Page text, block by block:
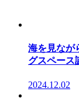
海を見なが
グスペース
2024.12.02